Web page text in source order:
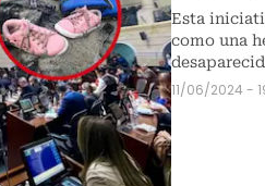
Esta
como una
11/06/2024 -